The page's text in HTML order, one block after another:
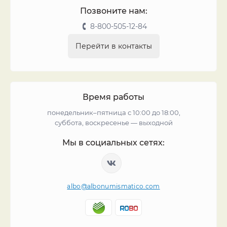
Позвоните нам:
8-800-505-12-84
Перейти в контакты
Время работы
понедельник–пятница с 10:00 до 18:00,
суббота, воскресенье — выходной
Мы в социальных сетях:
albo@albonumismatico.com